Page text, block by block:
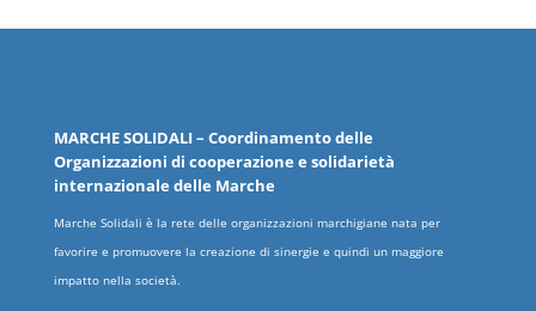
MARCHESOLIDALI– Coordinamento delle
Organizzazioni di cooperazione e solidarietà
internazionale delle Marche
Marche Solidali è la rete delle organizzazioni marchigiane nata per
favorire e promuovere la creazione di sinergie e quindi un maggiore
impatto nella società.